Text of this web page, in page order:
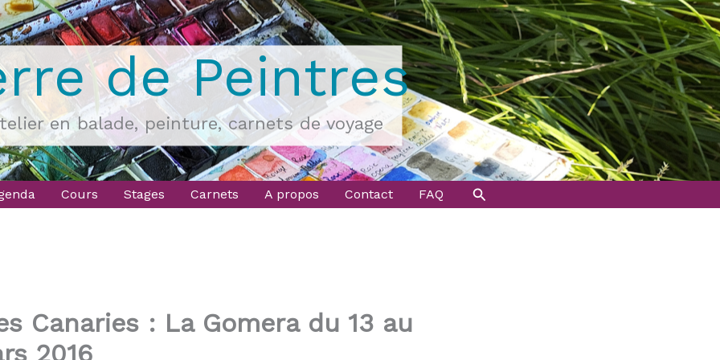
de Peintres
en balade, peinture, carnets de voyage
Cours Stages Carnets A propos Contact FAQ Rechercher
Canaries : La Gomera du 13 au
2016